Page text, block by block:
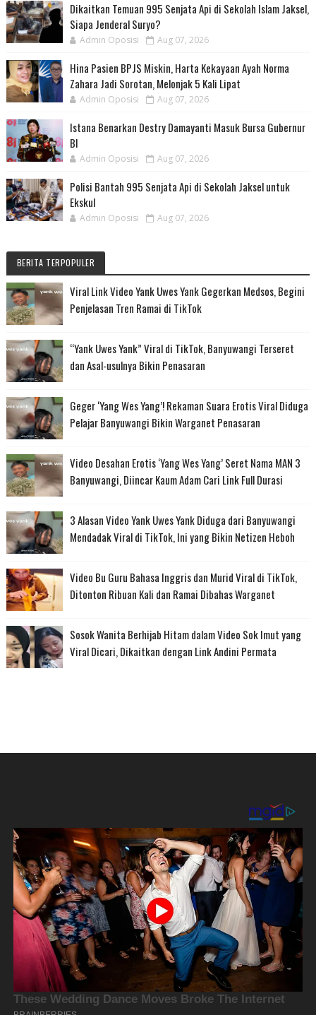
Dikaitkan Temuan 995 Senjata Api di Sekolah Islam Jaksel,
Siapa Jenderal Suryo?
Admin Oposisi Aug 07, 2026
Hina Pasien BPJS Miskin, Harta Kekayaan Ayah Norma
Zahara Jadi Sorotan, Melonjak 5 Kali Lipat
Admin Oposisi Aug 07, 2026
Istana Benarkan Destry Damayanti Masuk Bursa Gubernur
BI
Admin Oposisi Aug 07, 2026
Polisi Bantah 995 Senjata Api di Sekolah Jaksel untuk
Ekskul
Admin Oposisi Aug 07, 2026
BERITA TERPOPULER
Viral Link Video Yank Uwes Yank Gegerkan Medsos, Begini
Penjelasan Tren Ramai di TikTok
“Yank Uwes Yank” Viral di TikTok, Banyuwangi Terseret
dan Asal-usulnya Bikin Penasaran
Geger ‘Yang Wes Yang’! Rekaman Suara Erotis Viral Diduga
Pelajar Banyuwangi Bikin Warganet Penasaran
Video Desahan Erotis ‘Yang Wes Yang’ Seret Nama MAN 3
Banyuwangi, Diincar Kaum Adam Cari Link Full Durasi
3 Alasan Video Yank Uwes Yank Diduga dari Banyuwangi
Mendadak Viral di TikTok, Ini yang Bikin Netizen Heboh
Video Bu Guru Bahasa Inggris dan Murid Viral di TikTok,
Ditonton Ribuan Kali dan Ramai Dibahas Warganet
Sosok Wanita Berhijab Hitam dalam Video Sok Imut yang
Viral Dicari, Dikaitkan dengan Link Andini Permata